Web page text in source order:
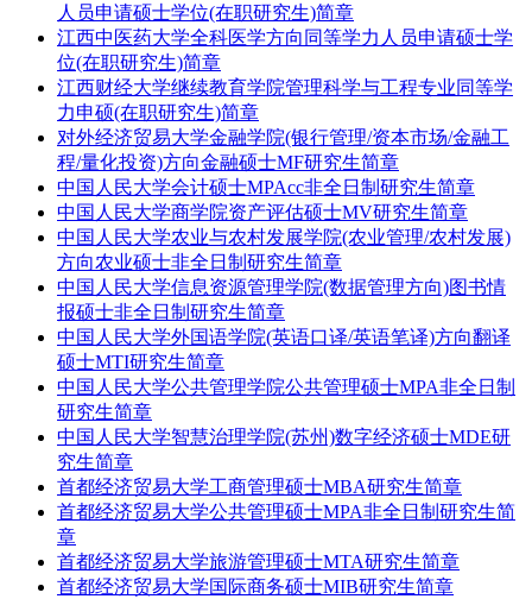
人员申请硕士学位(在职研究生)简章
江西中医药大学全科医学​方向同等学力人员申请硕士学
位(在职研究生)简章
江西财经大学继续教育学院管理科学与工程专业同等学
力申硕(在职研究生)简章
对外经济贸易大学金融学院(银行管理/资本市场/金融工
程/量化投资)方向金融硕士MF研究生简章
中国人民大学会计硕士MPAcc非全日制研究生简章
中国人民大学商学院资产评估硕士MV研究生简章
中国人民大学农业与农村发展学院(农业管理/农村发展)
方向农业硕士非全日制研究生简章
中国人民大学信息资源管理学院(数据管理方向)图书情
报硕士非全日制研究生简章
中国人民大学外国语学院(英语口译/英语笔译)方向翻译
硕士MTI研究生简章
中国人民大学公共管理学院公共管理硕士MPA非全日制
研究生简章
中国人民大学智慧治理学院(苏州)数字经济硕士MDE研
究生简章
首都经济贸易大学工商管理硕士MBA研究生简章
首都经济贸易大学公共管理硕士MPA非全日制研究生简
章
首都经济贸易大学旅游管理硕士MTA研究生简章
首都经济贸易大学国际商务硕士MIB研究生简章